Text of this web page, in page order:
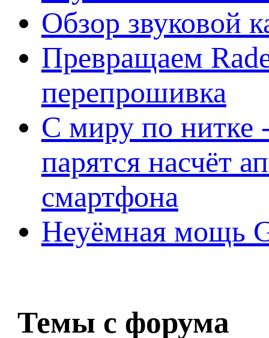
Обзор звуковой
Превращаем
перепрошивка
С миру по нитке
парятся насчёт
смартфона
Неуёмная мощь
Темы с форума